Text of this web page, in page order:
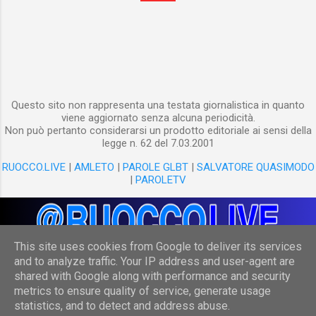
Questo sito non rappresenta una testata giornalistica in quanto
viene aggiornato senza alcuna periodicità.
Non può pertanto considerarsi un prodotto editoriale ai sensi della
legge n. 62 del 7.03.2001
RUOCCO.LIVE| AMLETO | PAROLE GLBT| SALVATORE QUASIMODO
| PAROLETV
Powered by Blogger
(c) Danilo Ruocco
This site uses cookies from Google to deliver its services
and to analyze traffic. Your IP address and user-agent are
shared with Google along with performance and security
metrics to ensure quality of service, generate usage
statistics, and to detect and address abuse.